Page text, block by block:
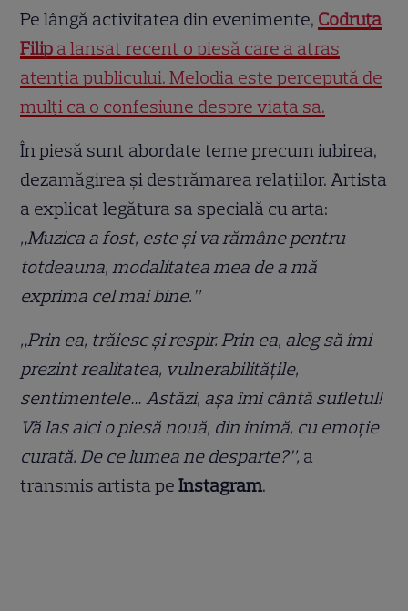
Pe lângă activitatea din evenimente, Codruța
Filip a lansat recent o piesă care a atras
atenția publicului. Melodia este percepută de
mulți ca o confesiune despre viața sa.
În piesă sunt abordate teme precum iubirea,
dezamăgirea și destrămarea relațiilor. Artista
a explicat legătura sa specială cu arta:
„Muzica a fost, este și va rămâne pentru
totdeauna, modalitatea mea de a mă
exprima cel mai bine.”
„Prin ea, trăiesc și respir. Prin ea, aleg să îmi
prezint realitatea, vulnerabilitățile,
sentimentele… Astăzi, așa îmi cântă sufletul!
Vă las aici o piesă nouă, din inimă, cu emoție
curată. De ce lumea ne desparte?”, a
transmis artista peInstagram.